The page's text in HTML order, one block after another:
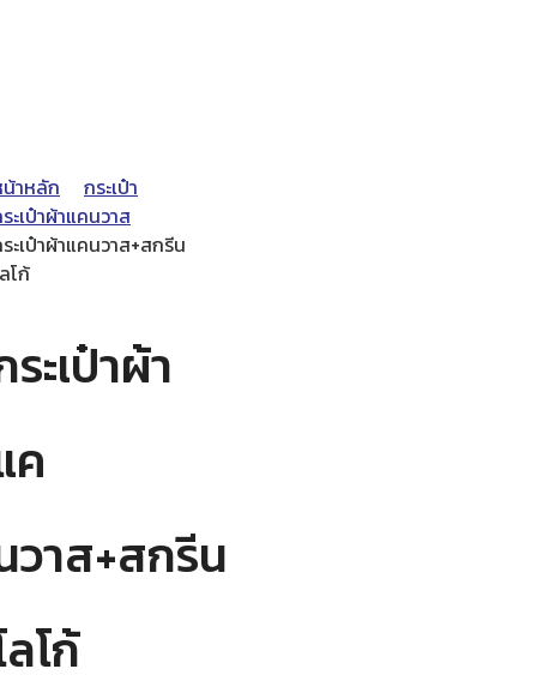
าหลัก
กระเป๋า
ะเป๋าผ้าแคนวาส
ะเป๋าผ้าแคนวาส+สกรีน
โก้
ระเป๋าผ้า
ค
วาส+สกรีน
ลโก้